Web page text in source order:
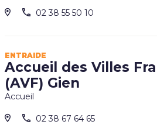
02 38 55 50 10
ENTRAIDE
Accueil des Villes
(AVF) Gien
Accueil
02 38 67 64 65